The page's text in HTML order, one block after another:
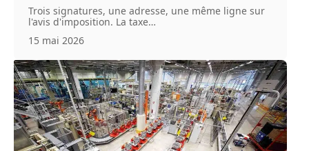
Trois signatures, une adresse, une même ligne sur
l'avis d'imposition. La taxe…
15 mai 2026